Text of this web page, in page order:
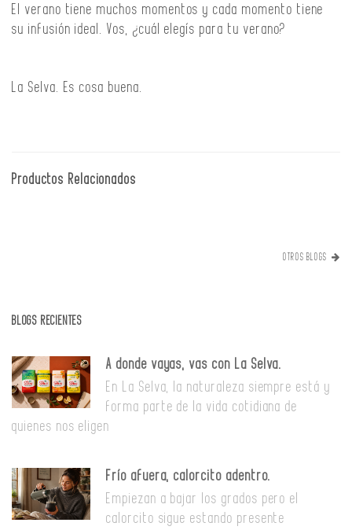
El verano tiene muchos momentos y cada momento tiene
su infusión ideal. Vos, ¿cuál elegís para tu verano?
La Selva. Es cosa buena.
Productos Relacionados
OTROS BLOGS
BLOGS RECIENTES
A donde vayas, vas con La Selva.
En La Selva, la naturaleza siempre está y
forma parte de la vida cotidiana de
quienes nos eligen
Frío afuera, calorcito adentro.
Empiezan a bajar los grados pero el
calorcito sigue estando presente